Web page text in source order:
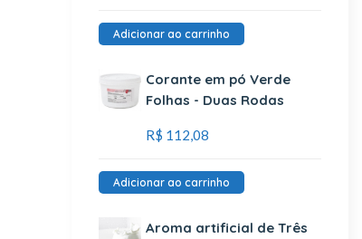
Adicionar ao carrinho
Corante em pó Verde
Folhas - Duas Rodas
R$ 112,08
Adicionar ao carrinho
Aroma artificial de Três